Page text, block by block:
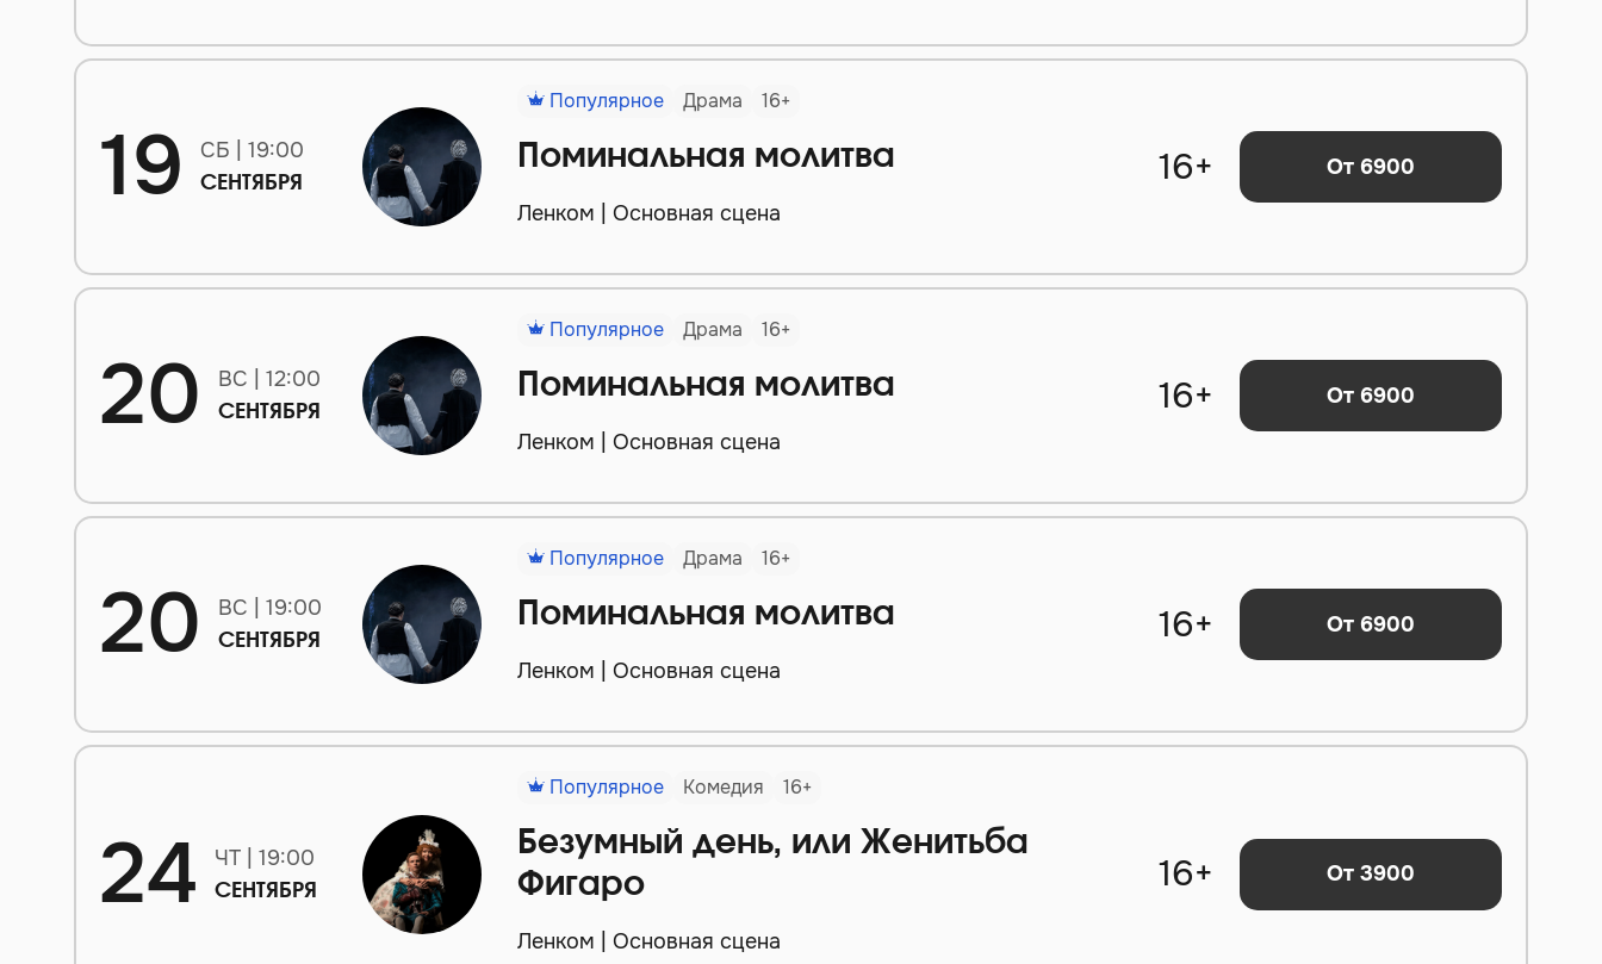
19 СБ | 19:00
СЕНТЯБРЯ
Популярное Драма 16+
Поминальная молитва
Ленком | Основная сцена
16+ От 6900
20 ВС | 12:00
СЕНТЯБРЯ
Популярное Драма 16+
Поминальная молитва
Ленком | Основная сцена
16+ От 6900
20 ВС | 19:00
СЕНТЯБРЯ
Популярное Драма 16+
Поминальная молитва
Ленком | Основная сцена
16+ От 6900
24 ЧТ | 19:00
СЕНТЯБРЯ
Популярное Комедия 16+
Безумный день, или Женитьба
Фигаро
Ленком | Основная сцена
16+ От 3900